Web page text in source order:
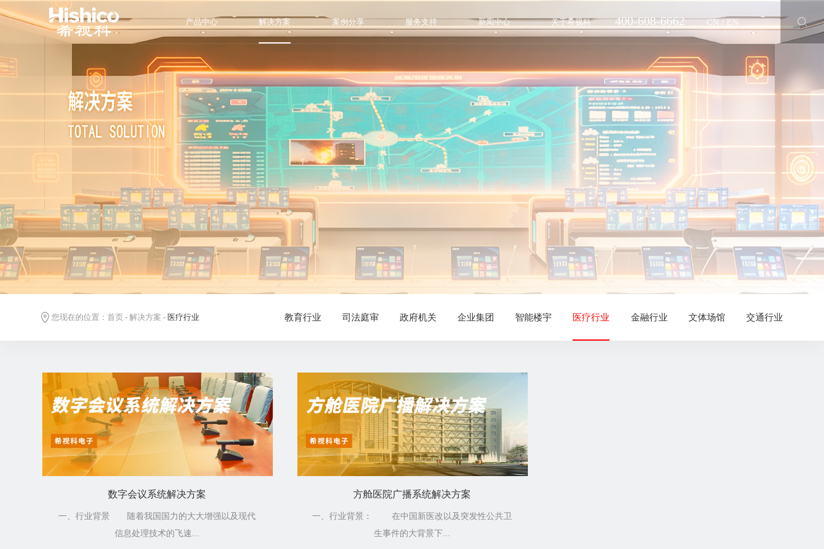
400-608-6662 CN/ EN
产品中心 解决方案 案例分享 服务支持 新闻中心 关于希视科
您现在的位置： 首页- 解决方案 - 医疗行业 教育行业 司法庭审 政府机关 企业集团 智能楼宇 医疗行业 金融行业 文体场馆 交通行业
数字会议系统解决方案
一、行业背景 随着我国国力的大大增强以及现代
信息处理技术的飞速...
方舱医院广播系统解决方案
一、行业背景： 在中国新医改以及突发性公共卫
生事件的大背景下...